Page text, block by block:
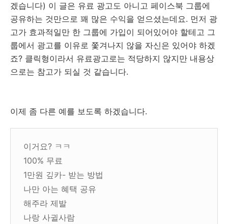
겠습니다) 이 글은 유료 광고도 아니고 페이스북 그룹에
공유하는 것만으로 꽤 많은 수익을 얻으셨는데요. 먼저 광
고가 효과적일만 한 그룹에 가입이 되어있어야 할테고 그
룹에서 광고를 이유로 쫓겨나지 않을 자신은 있어야 하겠
죠? 클릭형이라서 유료광고로는 적당하지 않지만 내용상
으로는 참고가 되실 것 같습니다.
이제 좀 다른 예를 보도록 하겠습니다.
이거요? ㅋㅋ
100% 무료
1만원 깊카- 받는 방법
나만 아는 혜택 공유
해주라 제발
나랑 사귈사람